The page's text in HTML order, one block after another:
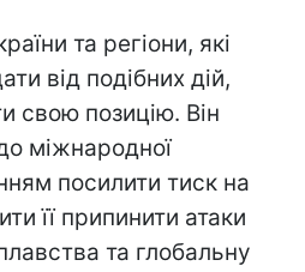
та регіони, які
від подібних дій,
свою позицію. Він
міжнародної
посилити тиск на
її припинити атаки
та глобальну